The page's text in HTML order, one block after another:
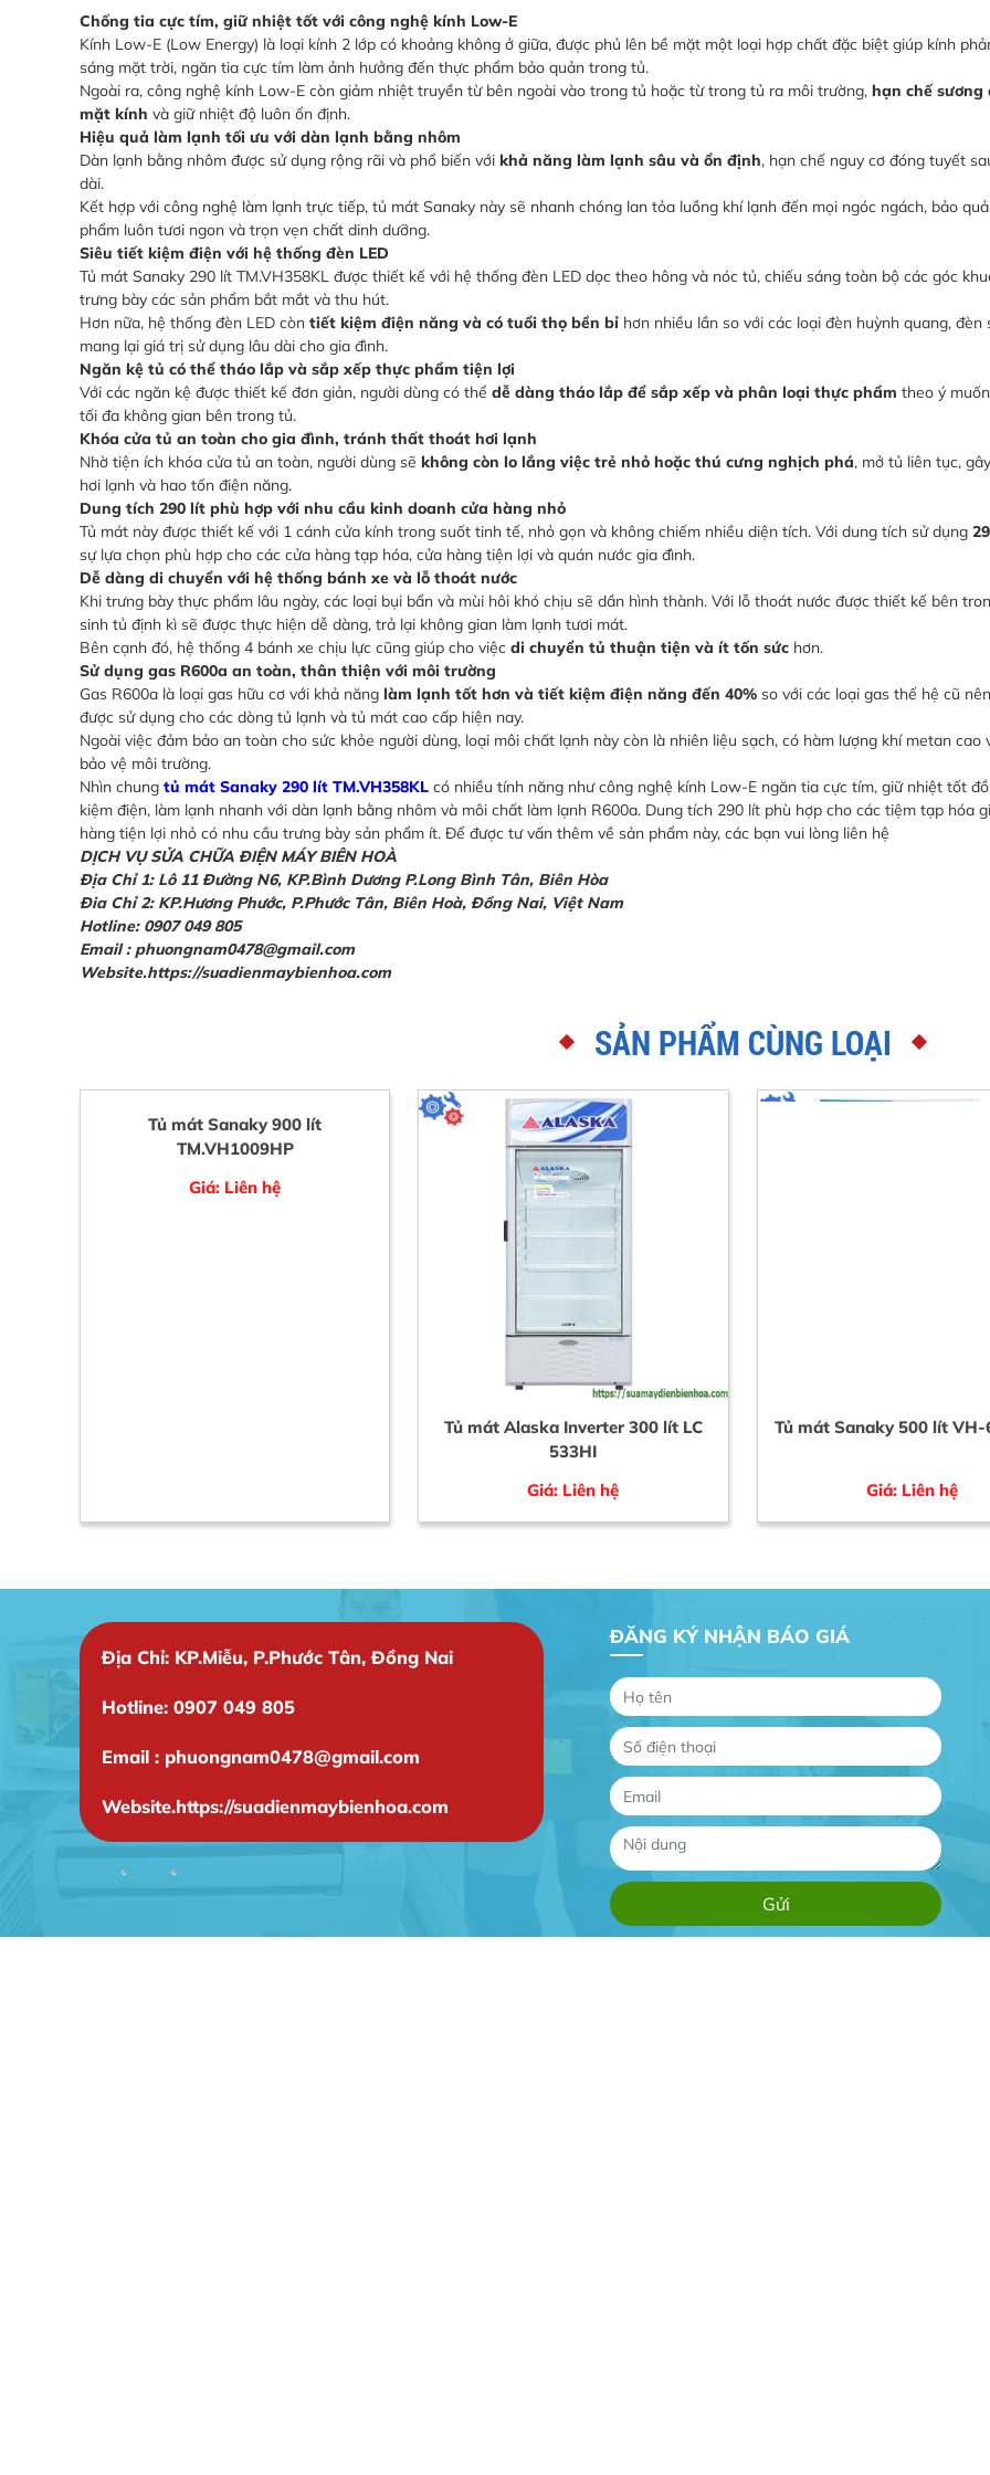
Chống tia cực tím, giữ nhiệt tốt với công nghệ kính Low-E
Kính Low-E (Low Energy) là loại kính 2 lớp có khoảng không ở giữa, được phủ lên bề mặt một loại hợp chất đặc biệt giúp kính
sáng mặt trời, ngăn tia cực tím làm ảnh hưởng đến thực phẩm bảo quản trong tủ.
Ngoài ra, công nghệ kính Low-E còn giảm nhiệt truyền từ bên ngoài vào trong tủ hoặc từ trong tủ ra môi trường, hạn chế sương
mặt kính và giữ nhiệt độ luôn ổn định.
Hiệu quả làm lạnh tối ưu với dàn lạnh bằng nhôm
Dàn lạnh bằng nhôm được sử dụng rộng rãi và phổ biến với khả năng làm lạnh sâu và ổn định, hạn chế nguy cơ đóng tuyết
dài.
Kết hợp với công nghệ làm lạnh trực tiếp, tủ mát Sanaky này sẽ nhanh chóng lan tỏa luồng khí lạnh đến mọi ngóc ngách, bảo
phẩm luôn tươi ngon và trọn vẹn chất dinh dưỡng.
Siêu tiết kiệm điện với hệ thống đèn LED
Tủ mát Sanaky 290 lít TM.VH358KL được thiết kế với hệ thống đèn LED dọc theo hông và nóc tủ, chiếu sáng toàn bộ các góc
trưng bày các sản phẩm bắt mắt và thu hút.
Hơn nữa, hệ thống đèn LED còn tiết kiệm điện năng và có tuổi thọ bền bỉ hơn nhiều lần so với các loại đèn huỳnh quang, đèn
mang lại giá trị sử dụng lâu dài cho gia đình.
Ngăn kệ tủ có thể tháo lắp và sắp xếp thực phẩm tiện lợi
Với các ngăn kệ được thiết kế đơn giản, người dùng có thể dễ dàng tháo lắp để sắp xếp và phân loại thực phẩm theo ý
tối đa không gian bên trong tủ.
Khóa cửa tủ an toàn cho gia đình, tránh thất thoát hơi lạnh
Nhờ tiện ích khóa cửa tủ an toàn, người dùng sẽ không còn lo lắng việc trẻ nhỏ hoặc thú cưng nghịch phá, mở tủ liên tục,
hơi lạnh và hao tốn điện năng.
Dung tích 290 lít phù hợp với nhu cầu kinh doanh cửa hàng nhỏ
Tủ mát này được thiết kế với 1 cánh cửa kính trong suốt tinh tế, nhỏ gọn và không chiếm nhiều diện tích. Với dung tích sử dụng
sự lựa chọn phù hợp cho các cửa hàng tạp hóa, cửa hàng tiện lợi và quán nước gia đình.
Dễ dàng di chuyển với hệ thống bánh xe và lỗ thoát nước
Khi trưng bày thực phẩm lâu ngày, các loại bụi bẩn và mùi hôi khó chịu sẽ dần hình thành. Với lỗ thoát nước được thiết kế bên
sinh tủ định kì sẽ được thực hiện dễ dàng, trả lại không gian làm lạnh tươi mát.
Bên cạnh đó, hệ thống 4 bánh xe chịu lực cũng giúp cho việc di chuyển tủ thuận tiện và ít tốn sức hơn.
Sử dụng gas R600a an toàn, thân thiện với môi trường
Gas R600a là loại gas hữu cơ với khả năng làm lạnh tốt hơn và tiết kiệm điện năng đến 40% so với các loại gas thế hệ cũ
được sử dụng cho các dòng tủ lạnh và tủ mát cao cấp hiện nay.
Ngoài việc đảm bảo an toàn cho sức khỏe người dùng, loại môi chất lạnh này còn là nhiên liệu sạch, có hàm lượng khí metan cao
bảo vệ môi trường.
Nhìn chung tủ mát Sanaky 290 lít TM.VH358KL có nhiều tính năng như công nghệ kính Low-E ngăn tia cực tím, giữ nhiệt tốt
kiệm điện, làm lạnh nhanh với dàn lạnh bằng nhôm và môi chất làm lạnh R600a. Dung tích 290 lít phù hợp cho các tiệm tạp hóa
hàng tiện lợi nhỏ có nhu cầu trưng bày sản phẩm ít. Để được tư vấn thêm về sản phẩm này, các bạn vui lòng liên hệ
DỊCH VỤ SỬA CHỮA ĐIỆN MÁY BIÊN HOÀ
Địa Chỉ 1: Lô 11 Đường N6, KP.Bình Dương P.Long Bình Tân, Biên Hòa
Đia Chỉ 2: KP.Hương Phước, P.Phước Tân, Biên Hoà, Đồng Nai, Việt Nam
Hotline: 0907 049 805
Email : phuongnam0478@gmail.com
Website.https://suadienmaybienhoa.com
SẢN PHẨM CÙNG LOẠI
Tủ mát Alaska Inverter 300 lít LC
533HI
Giá: Liên hệ
Tủ mát Sanaky 500 lít VH-
Giá: Liên hệ
Địa Chỉ: KP.Miễu, P.Phước Tân, Đồng Nai
Hotline: 0907 049 805
Email : phuongnam0478@gmail.com
Website.https://suadienmaybienhoa.com
ĐĂNG KÝ NHẬN BÁO GIÁ